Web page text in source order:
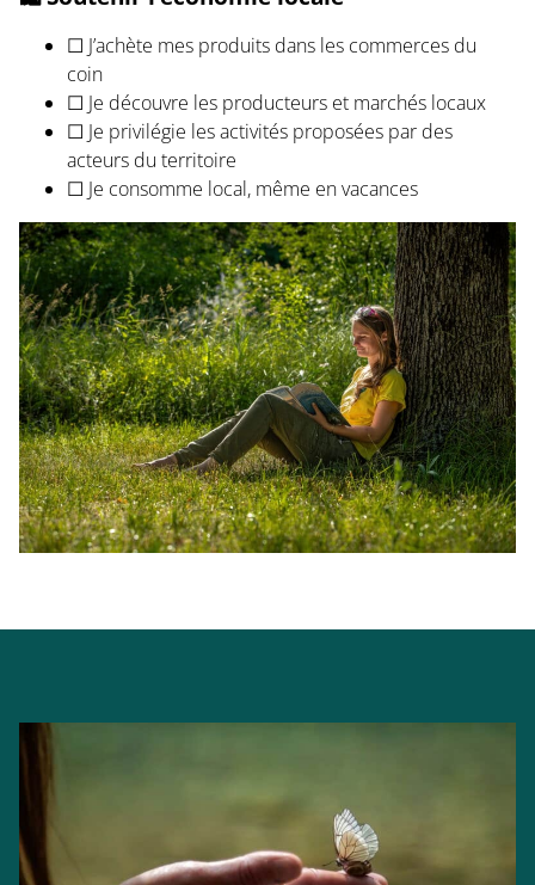
☐ J’achète mes produits dans les commerces du
coin
☐ Je découvre les producteurs et marchés locaux
☐ Je privilégie les activités proposées par des
acteurs du territoire
☐ Je consomme local, même en vacances